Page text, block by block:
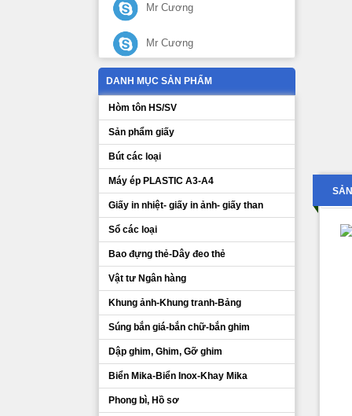
Mr Cương
Mr Cương
DANH MỤC SẢN PHẨM
Hòm tôn HS/SV
Sản phẩm giấy
Bút các loại
Máy ép PLASTIC A3-A4
Giấy in nhiệt- giấy in ảnh- giấy than
Sổ các loại
Bao đựng thẻ-Dây đeo thẻ
Vật tư Ngân hàng
Khung ảnh-Khung tranh-Bảng
Súng bắn giá-bắn chữ-bắn ghim
Dập ghim, Ghim, Gỡ ghim
Biển Mika-Biển Inox-Khay Mika
Phong bì, Hồ sơ